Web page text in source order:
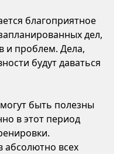
благоприятное
дел,
и проблем. Дела,
будут даваться
быть полезны
в этот период
абсолютно всех